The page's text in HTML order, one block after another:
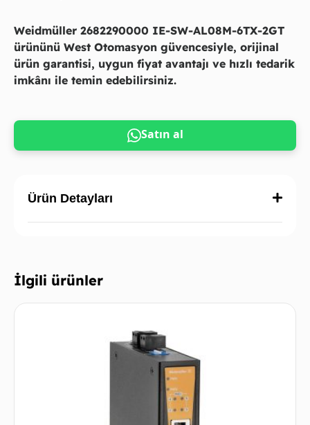
Weidmüller 2682290000 IE-SW-AL08M-6TX-2GT
ürününü West Otomasyon güvencesiyle, orijinal
ürün garantisi, uygun fiyat avantajı ve hızlı tedarik
imkânı ile temin edebilirsiniz.
Satın al
Ürün Detayları
İlgili ürünler